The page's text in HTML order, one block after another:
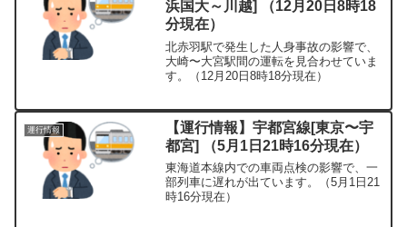
浜国大～川越] （12月20日8時18
分現在）
北赤羽駅で発生した人身事故の影響で、
大崎〜大宮駅間の運転を見合わせていま
す。（12月20日8時18分現在）
運行情報
【運行情報】宇都宮線[東京〜宇
都宮] （5月1日21時16分現在）
東海道本線内での車両点検の影響で、一
部列車に遅れが出ています。（5月1日21
時16分現在）